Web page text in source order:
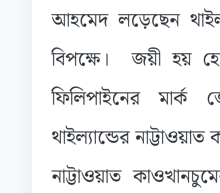
আহমেদ লড়েছেন
বিপক্ষে। জয়ী হয়
ফিলিপাইনের মার্ক
থাইল্যান্ডের
নাট্টাওয়াত